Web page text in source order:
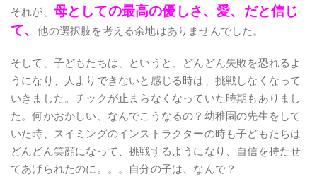
それが、 母としての最高の優しさ、愛、だと信じ
て、他の選択肢を考える余地はありませんでした。
そして、子どもたちは、というと、どんどん失敗を恐れるよ
うになり、人よりできないと感じる時は、挑戦しなくなって
いきました。チックが止まらなくなっていた時期もありまし
た。何かおかしい、なんでこうなるの？幼稚園の先生をして
いた時、スイミングのインストラクターの時も子どもたちは
どんどん笑顔になって、挑戦するようになり、自信を持たせ
てあげられたのに。。。自分の子は、なんで？